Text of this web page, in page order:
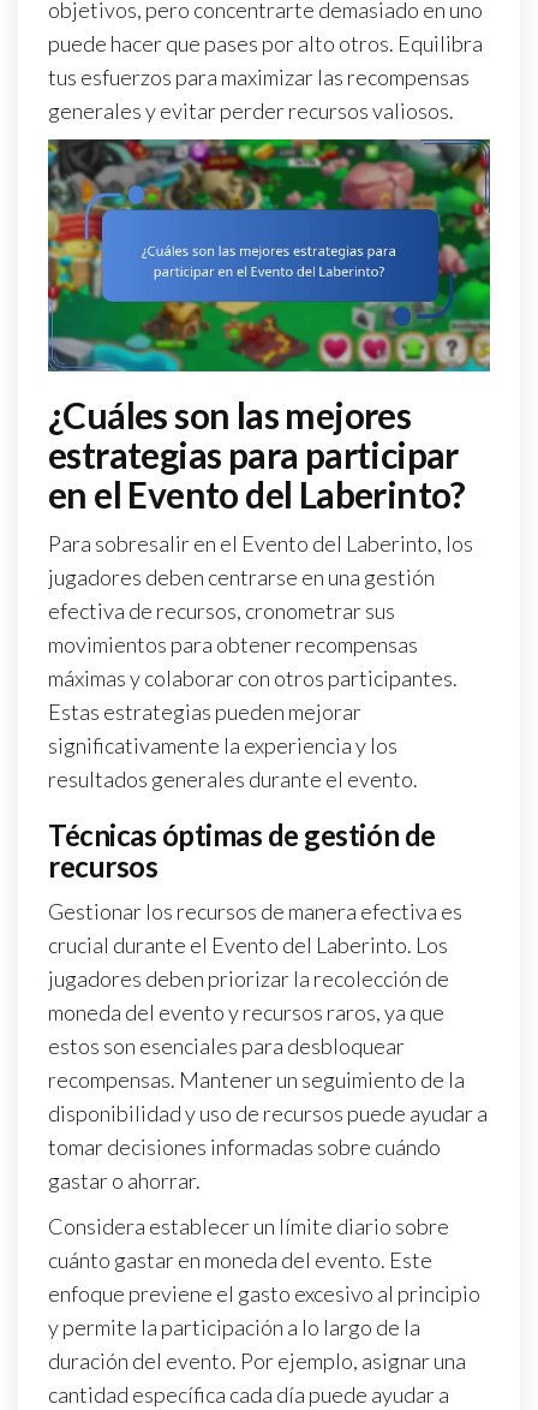
objetivos, pero concentrarte demasiado en uno
puede hacer que pases por alto otros. Equilibra
tus esfuerzos para maximizar las recompensas
generales y evitar perder recursos valiosos.
¿Cuáles son las mejores
estrategias para participar
en el Evento del Laberinto?
Para sobresalir en el Evento del Laberinto, los
jugadores deben centrarse en una gestión
efectiva de recursos, cronometrar sus
movimientos para obtener recompensas
máximas y colaborar con otros participantes.
Estas estrategias pueden mejorar
significativamente la experiencia y los
resultados generales durante el evento.
Técnicas óptimas de gestión de
recursos
Gestionar los recursos de manera efectiva es
crucial durante el Evento del Laberinto. Los
jugadores deben priorizar la recolección de
moneda del evento y recursos raros, ya que
estos son esenciales para desbloquear
recompensas. Mantener un seguimiento de la
disponibilidad y uso de recursos puede ayudar a
tomar decisiones informadas sobre cuándo
gastar o ahorrar.
Considera establecer un límite diario sobre
cuánto gastar en moneda del evento. Este
enfoque previene el gasto excesivo al principio
y permite la participación a lo largo de la
duración del evento. Por ejemplo, asignar una
cantidad específica cada día puede ayudar a